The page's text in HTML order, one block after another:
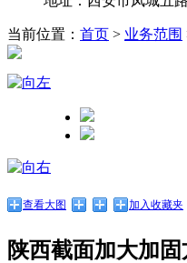
当前位置： 首页 > 业务范围
查看大图 加入收藏夹
陕西截面加大加